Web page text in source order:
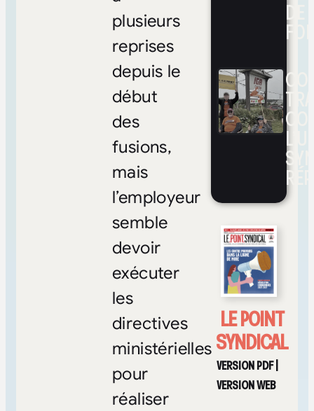
DE
FOI
LE POINT
SYNDICAL
VERSION PDF|
VERSION WEB
plusieurs
reprises
depuis le
début
des
fusions,
mais
l’employeur
semble
devoir
exécuter
les
directives
ministérielles
pour
réaliser